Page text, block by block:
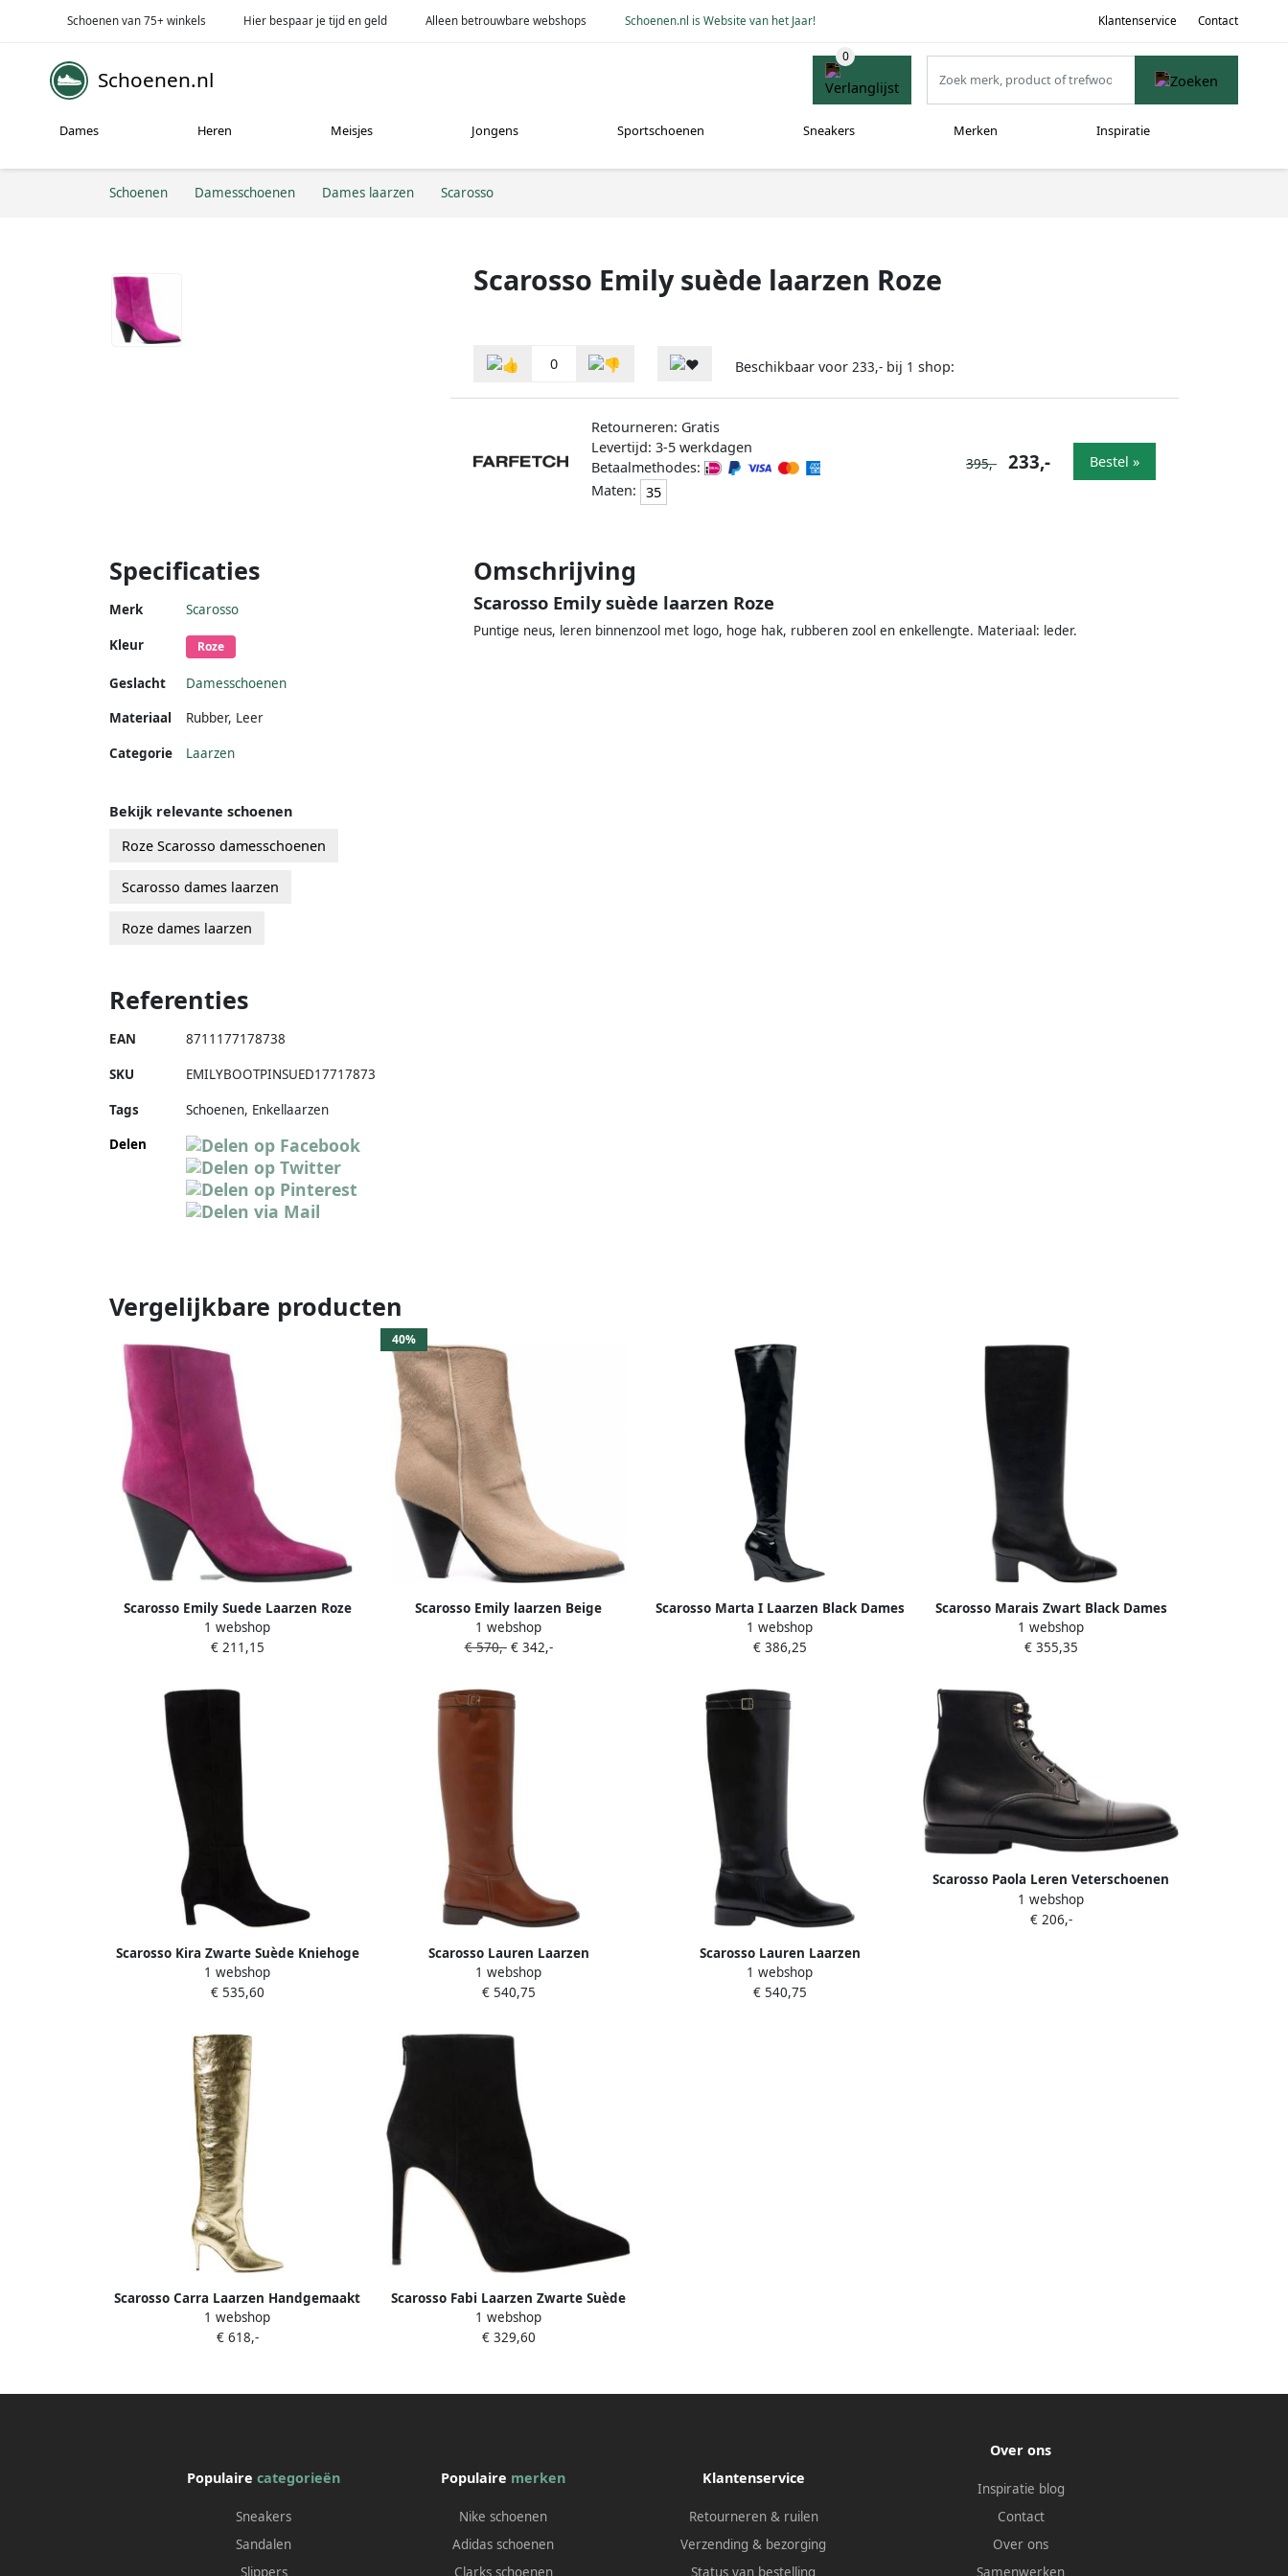
Schoenen van 75+ winkels Hier bespaar je tijd en geld Alleen betrouwbare webshops Schoenen.nl is Website van het Jaar! Klantenservice Contact
Schoenen.nl
Dames Heren Meisjes Jongens Sportschoenen Sneakers Merken Inspiratie
Schoenen Damesschoenen Dames laarzen Scarosso
Scarosso Emily suède laarzen Roze
0 Beschikbaar voor 233,- bij 1 shop:
Retourneren: Gratis
Levertijd: 3-5 werkdagen
Betaalmethodes:
Maten: 35
395,- 233,- Bestel »
Specificaties
Merk Scarosso
Kleur Roze
Geslacht
Damesschoenen
Materiaal
Rubber, Leer
Categorie Laarzen
Omschrijving
Scarosso Emily suède laarzen Roze
Puntige neus, leren binnenzool met logo, hoge hak, rubberen zool en enkellengte. Materiaal: leder.
Bekijk relevante schoenen
Roze Scarosso damesschoenen
Scarosso dames laarzen
Roze dames laarzen
Referenties
EAN 8711177178738
SKU EMILYBOOTPINSUED17717873
Tags
Schoenen, Enkellaarzen
Delen
Vergelijkbare producten
Scarosso Emily Suede Laarzen Roze
Dames
1 webshop
€ 211,15
40%
Scarosso Emily laarzen Beige
1 webshop
€ 570,-€ 342,-
Scarosso Marta I Laarzen Black Dames
1 webshop
€ 386,25
Scarosso Marais Zwart Black Dames
1 webshop
€ 355,35
Scarosso Kira Zwarte Suède Kniehoge
Hoge Laarzen Black Dames
1 webshop
€ 535,60
Scarosso Lauren Laarzen
Handgemaakt Italiaans leer
equestrian-geïnspireerd Bruin Dames
1 webshop
€ 540,75
Scarosso Lauren Laarzen
Handgemaakte Italiaanse Equestrian-
geïnspireerde Hoge Laarzen Zwart
1 webshop
€ 540,75
Scarosso Paola Leren Veterschoenen
Zwart Dames
1 webshop
€ 206,-
Scarosso Carra Laarzen Handgemaakt
Italiaans Leer Geel Dames
1 webshop
€ 618,-
Scarosso Fabi Laarzen Zwarte Suède
Ambachtelijke Booties Zwart Dames
1 webshop
€ 329,60
Populairecategorieën
Sneakers
Sandalen
Slippers
Populaire merken
Nike schoenen
Adidas schoenen
Clarks schoenen
Klantenservice
Retourneren & ruilen
Verzending & bezorging
Status van bestelling
Over ons
Inspiratie blog
Contact
Over ons
Samenwerken